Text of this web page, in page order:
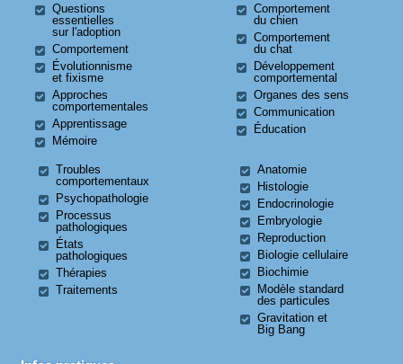
Questions
essentielles
sur l'adoption
Comportement
Évolutionnisme
et fixisme
Approches
comportementales
Apprentissage
Mémoire
Comportement
du chien
Comportement
du chat
Développement
comportemental
Organes des sens
Communication
Éducation
Troubles
comportementaux
Psychopathologie
Processus
pathologiques
États
pathologiques
Thérapies
Traitements
Anatomie
Histologie
Endocrinologie
Embryologie
Reproduction
Biologie cellulaire
Biochimie
Modèle standard
des particules
Gravitation et
Big Bang